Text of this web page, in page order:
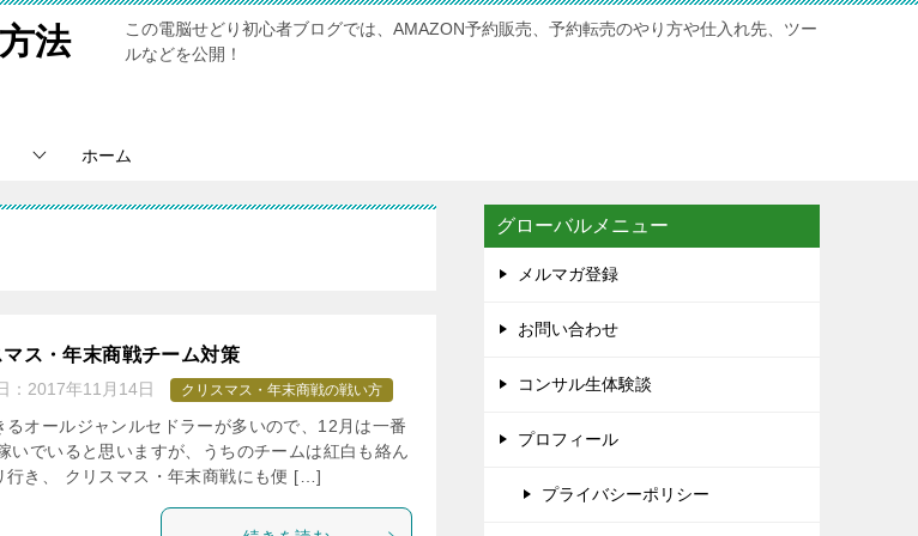
法
この電脳せどり初心者ブログでは、AMAZON予約販売、予約転売のやり方や仕入れ先、ツー
ルなどを公開！
ホーム
ス・年末商戦チーム対策
： 2017年11月14日 クリスマス・年末商戦の戦い方
オールジャンルセドラーが多いので、12月は一番
いでいると思いますが、うちのチームは紅白も絡ん
行き、 クリスマス・年末商戦にも便 […]
グローバルメニュー
メルマガ登録
お問い合わせ
コンサル生体験談
プロフィール
プライバシーポリシー